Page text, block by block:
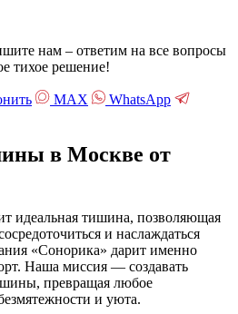
нам – ответим на все вопросы
тихое решение!
МАХ
WhatsApp
в Москве от
идеальная тишина, позволяющая
и наслаждаться
«Сонорика» дарит именно
Наша миссия — создавать
превращая любое
и уюта.